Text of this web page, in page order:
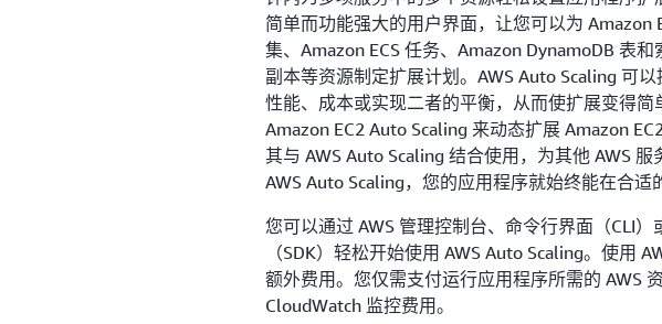
简单而功能强大的用户界面，让您可以为 Amazon
集、Amazon ECS 任务、Amazon DynamoDB 表
副本等资源制定扩展计划。AWS Auto Scaling 可
性能、成本或实现二者的平衡，从而使扩展变得简
Amazon EC2 Auto Scaling 来动态扩展 Amazon
其与 AWS Auto Scaling 结合使用，为其他 AWS
AWS Auto Scaling，您的应用程序就始终能在合适
您可以通过 AWS 管理控制台、命令行界面（CLI
（SDK）轻松开始使用 AWS Auto Scaling。使用
额外费用。您仅需支付运行应用程序所需的 AWS
CloudWatch 监控费用。